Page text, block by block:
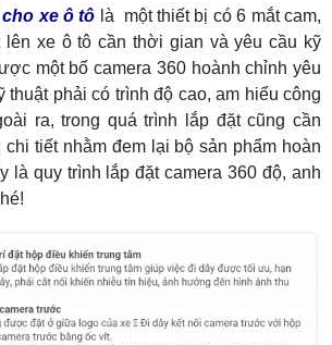
xe ô tô là một thiết bị có 6 mắt cam,
lên xe ô tô cần thời gian và yêu cầu kỹ
một bố camera 360 hoành chỉnh yêu
thuật phải có trình độ cao, am hiểu công
ra, trong quá trình lắp đặt cũng cần
tiết nhằm đem lại bộ sản phẩm hoàn
là quy trình lắp đặt camera 360 độ, anh